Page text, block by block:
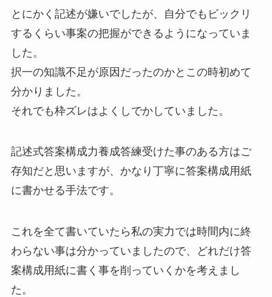
とにかく記述が嫌いでしたが、自分でもビックリ
するくらい事案の把握ができるようになっていま
した。
択一の知識不足が原因だったのかとこの時初めて
分かりました。
それでも枠ズレはよくしでかしていました。
記述式答案構成力養成答練受けた事のある方はご
存知だと思いますが、かなり丁寧に答案構成用紙
に書かせる手法です。
これを全て書いていたら私の実力では時間内に終
わらない事は分かっていましたので、どれだけ答
案構成用紙に書く事を削っていくかを考えまし
た。